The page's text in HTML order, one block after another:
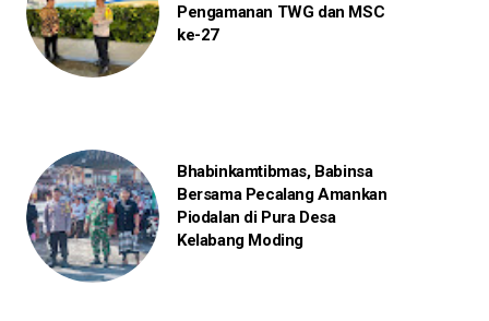
Pengamanan TWG dan MSC
ke-27
Bhabinkamtibmas, Babinsa
Bersama Pecalang Amankan
Piodalan di Pura Desa
Kelabang Moding